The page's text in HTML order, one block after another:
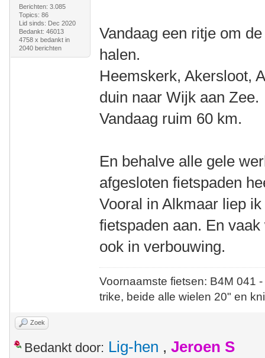
Berichten: 3.085
Topics: 86
Lid sinds: Dec 2020
Bedankt: 46013
4758 x bedankt in
2040 berichten
Vandaag een ritje om
halen.
Heemskerk, Akersloot,
duin naar Wijk aan Zee.
Vandaag ruim 60 km.
En behalve alle gele
afgesloten fietspaden
Vooral in Alkmaar liep
fietspaden aan. En
ook in verbouwing.
Voornaamste fietsen: B4M
trike, beide alle wielen 20" en
Zoek
Bedankt door: Lig-hen , Jeroen S